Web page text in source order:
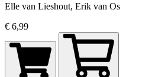
Elle van Lieshout, Erik van Os
€ 6,99